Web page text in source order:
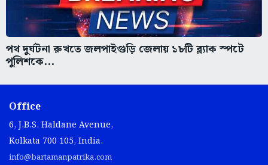
পথ দুর্ঘটনা রুখতে জলপাইগুড়ি জেলায় ১৮টি ব্ল্যাক স্পটে
পুলিশকে...
Office
6, J.B.S. Haldane Avenue,
Kolkata 700 105, India.
info@bartamanpatrika.com